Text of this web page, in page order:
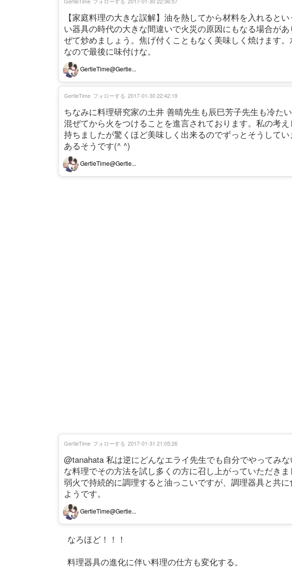
【家庭料理の大きな誤解】油を熱してから材料を入れると
い器具の時代の大きな間違いで火災の原因にもなる場合が
ぜて炒めましょう。焦げ付くこともなく美味しく焼けます
なので最後に味付けな。
GertieTime@Gertie...
ちなみに料理研究家の土井 善晴先生も辰巳芳子先生も冷た
混ぜてから火をつけることを進言されております。私の考
持ちましたが驚くほど美味しく出来るのでずっとそうして
あるそうです(^ ^)
GertieTime@Gertie...
GertieTime フォローする 2017-01-30 22:42:19
@tanahata 私は逆にどんなエライ先生でも自分でやってみ
な料理でその方法を試し多くの方に召し上がっていただきま
弱火で持続的に調理すると油っこいですが、調理器具と共
ようです。
GertieTime@Gertie...
GertieTime フォローする 2017-01-31 21:05:26
なろほど！！！
料理器具の進化に伴い料理の仕方も変化する。